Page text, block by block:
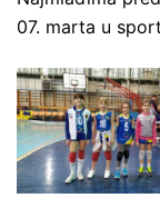
07. marta u